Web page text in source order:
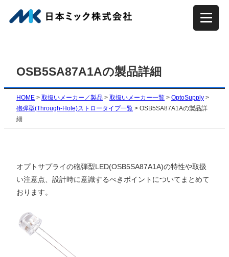
容
プ
OSB5SA87A1Aの製品詳細
HOME > 取扱いメーカー／製品 > 取扱いメーカー一覧 > OptoSupply >
砲弾型(Through-Hole)ストロータイプ一覧 > OSB5SA87A1Aの製品詳
細
オプトサプライの砲弾型LED(OSB5SA87A1A)の特性や取扱
い注意点、設計時に意識するべきポイントについてまとめて
おります。